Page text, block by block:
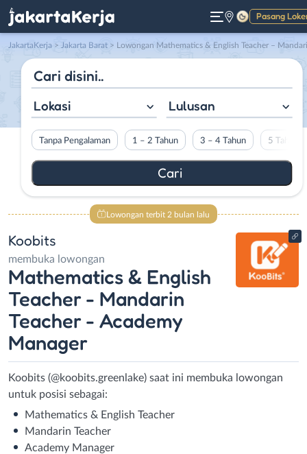
Pasang
Gelap
JakartaKerja > Jakarta Barat > Lowongan Mathematics & English Teacher – Mandarin Teacher – Academy Manager di Koobits
Lokasi Lulusan
Tanpa Pengalaman 1 – 2 Tahun 3 – 4 Tahun 5 Tahun
Lowongan terbit 2 bulan lalu
Koobits
membuka lowongan
Mathematics & English
Teacher - Mandarin
Teacher - Academy
Manager
Koobits (@koobits.greenlake) saat ini membuka lowongan
untuk posisi sebagai:
Mathematics & English Teacher
Mandarin Teacher
Academy Manager